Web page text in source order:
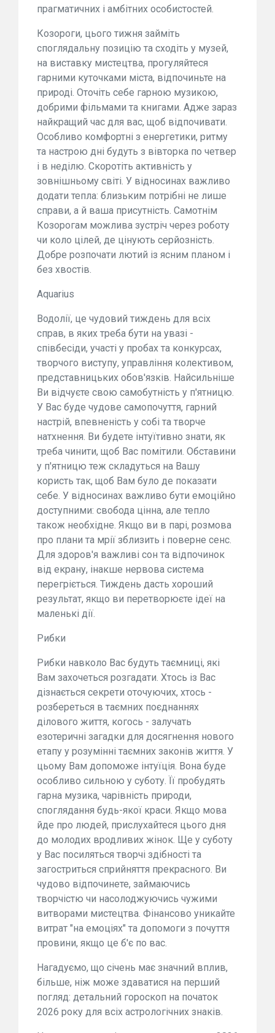
прагматичних і амбітних особистостей.
Козороги, цього тижня займіть
споглядальну позицію та сходіть у музей,
на виставку мистецтва, прогуляйтеся
гарними куточками міста, відпочиньте на
природі. Оточіть себе гарною музикою,
добрими фільмами та книгами. Адже зараз
найкращий час для вас, щоб відпочивати.
Особливо комфортні з енергетики, ритму
та настрою дні будуть з вівторка по четвер
і в неділю. Скоротіть активність у
зовнішньому світі. У відносинах важливо
додати тепла: близьким потрібні не лише
справи, а й ваша присутність. Самотнім
Козорогам можлива зустріч через роботу
чи коло цілей, де цінують серйозність.
Добре розпочати лютий із ясним планом і
без хвостів.
Aquarius
Водолії, це чудовий тиждень для всіх
справ, в яких треба бути на увазі -
співбесіди, участі у пробах та конкурсах,
творчого виступу, управління колективом,
представницьких обов'язків. Найсильніше
Ви відчуєте свою самобутність у п'ятницю.
У Вас буде чудове самопочуття, гарний
настрій, впевненість у собі та творче
натхнення. Ви будете інтуїтивно знати, як
треба чинити, щоб Вас помітили. Обставини
у п'ятницю теж складуться на Вашу
користь так, щоб Вам було де показати
себе. У відносинах важливо бути емоційно
доступними: свобода цінна, але тепло
також необхідне. Якщо ви в парі, розмова
про плани та мрії зблизить і поверне сенс.
Для здоров'я важливі сон та відпочинок
від екрану, інакше нервова система
перегріється. Тиждень дасть хороший
результат, якщо ви перетворюєте ідеї на
маленькі дії.
Рибки
Рибки навколо Вас будуть таємниці, які
Вам захочеться розгадати. Хтось із Вас
дізнається секрети оточуючих, хтось -
розбереться в таємних поєднаннях
ділового життя, когось - залучать
езотеричні загадки для досягнення нового
етапу у розумінні таємних законів життя. У
цьому Вам допоможе інтуїція. Вона буде
особливо сильною у суботу. Її пробудять
гарна музика, чарівність природи,
споглядання будь-якої краси. Якщо мова
йде про людей, прислухайтеся цього дня
до молодих вродливих жінок. Ще у суботу
у Вас посиляться творчі здібності та
загостриться сприйняття прекрасного. Ви
чудово відпочинете, займаючись
творчістю чи насолоджуючись чужими
витворами мистецтва. Фінансово уникайте
витрат "на емоціях" та допомоги з почуття
провини, якщо це б'є по вас.
Нагадуємо, що січень має значний вплив,
більше, ніж може здаватися на перший
погляд: детальний гороскоп на початок
2026 року для всіх астрологічних знаків.